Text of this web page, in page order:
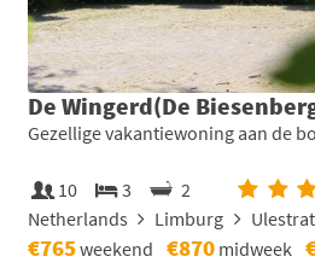
De Wingerd(De
Gezellige vakantiewoning aan de
10 3
2
Netherlands
Limburg
€765weekend €870 midweek